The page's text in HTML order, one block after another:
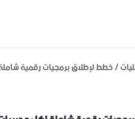
/خطط لإطلاق برمجيات رقمية شاملة